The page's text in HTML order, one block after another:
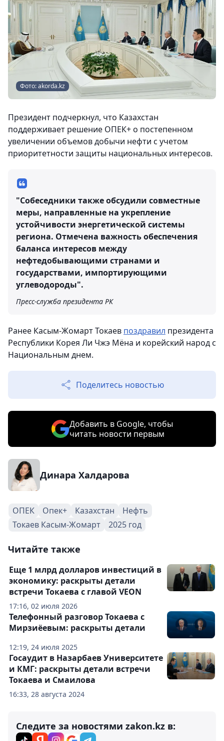
Фото: akorda.kz
Президент подчеркнул, что Казахстан
поддерживает решение ОПЕК+ о постепенном
увеличении объемов добычи нефти с учетом
приоритетности защиты национальных интересов.
"Собеседники также обсудили совместные
меры, направленные на укрепление
устойчивости энергетической системы
региона. Отмечена важность обеспечения
баланса интересов между
нефтедобывающими странами и
государствами, импортирующими
углеводороды".
Пресс-служба президента РК
Ранее Касым-Жомарт Токаев поздравил президента
Республики Корея Ли Чжэ Мёна и корейский народ с
Национальным днем.
Поделитесь новостью
Добавить в Google, чтобы
читать новости первым
Динара Халдарова
ОПЕК Опек+ Казахстан
Нефть
Токаев Касым-Жомарт
2025 год
Читайте также
17:16, 02 июля 2026
Еще 1 млрд долларов инвестиций в
экономику: раскрыты детали
встречи Токаева с главой VEON
12:19, 24 июля 2025
Телефонный разговор Токаева с
Мирзиёевым: раскрыты детали
16:33, 28 августа 2024
Госаудит в Назарбаев Университете
и КМГ: раскрыты детали встречи
Токаева и Смаилова
Следите за новостями zakon.kz в: